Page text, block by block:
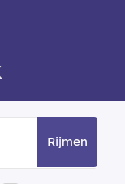
Rijmen